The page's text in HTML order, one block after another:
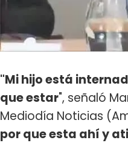
"Mi hijo está
que estar", señaló
Mediodía Noticias
por que esta ahí y